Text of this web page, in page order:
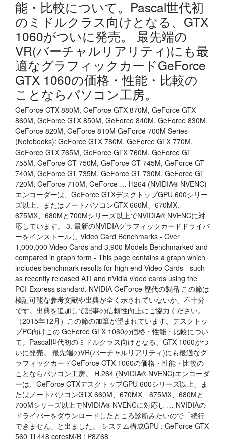
能・比較について。Pascal世代初
のミドルクラス向けとなる、GTX
1060がついに発売。 最先端の
VR(バーチャルリアリティ)にも最
適なグラフィックカードGeForce
GTX 1060の価格・性能・比較の
ことならパソコン工房。
GeForce GTX 880M, GeForce GTX 870M, GeForce GTX
860M, GeForce GTX 850M, GeForce 840M, GeForce 830M,
GeForce 820M, GeForce 810M GeForce 700M Series
(Notebooks): GeForce GTX 780M, GeForce GTX 770M,
GeForce GTX 765M, GeForce GTX 760M, GeForce GT
755M, GeForce GT 750M, GeForce GT 745M, GeForce GT
740M, GeForce GT 735M, GeForce GT 730M, GeForce GT
720M, GeForce 710M, GeForce … H264 (NVIDIA® NVENC)
エンコーダーは、GeForce GTXデスクトップGPU 600シリー
ズ以上、またはノートパソコンGTX 660M、670MX、
675MX、680Mと700Mシリーズ以上でNVIDIA® NVENCに対
応しています。 3. 最新のNVIDIAグラフィックカードドライバ
ーをインストールし Video Card Benchmarks - Over
1,000,000 Video Cards and 3,900 Models Benchmarked and
compared in graph form - This page contains a graph which
includes benchmark results for high end Video Cards - such
as recently released ATI and nVidia video cards using the
PCI-Express standard. NVIDIA GeForce 歴代の製品 この節は
検証可能な参考文献や出典が全く示されていないか、不十分
です。出典を追加して記事の信頼性向上にご協力ください。
（2015年12月）この節の加筆が望まれています。デスクトッ
プPC向けこの GeForce GTX 1060の価格・性能・比較につい
て。Pascal世代初のミドルクラス向けとなる、GTX 1060がつ
いに発売。 最先端のVR(バーチャルリアリティ)にも最適なグ
ラフィックカードGeForce GTX 1060の価格・性能・比較の
ことならパソコン工房。 H.264 (NVIDIA® NVENC)エンコーダ
ーは、GeForce GTXデスクトップGPU 600シリーズ以上、ま
たはノートパソコンGTX 660M、670MX、675MX、680Mと
700Mシリーズ以上でNVIDIA® NVENCに対応し … NVIDIAの
ドライバーをダウンロードしたところ診断みたいので「続行
できません」と出ました。 システム構成GPU : GeForce GTX
560 Ti 448 coresM/B : P8Z68